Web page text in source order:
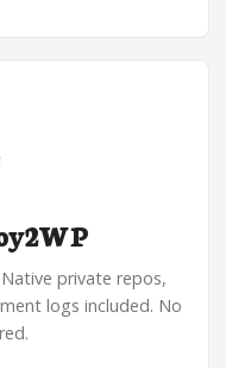
private repos,
logs included. No